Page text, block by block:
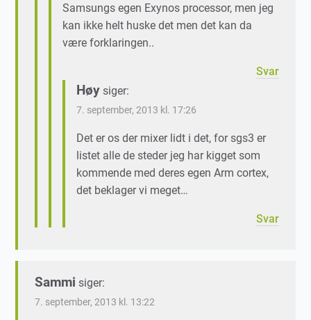
Samsungs egen Exynos processor, men jeg
kan ikke helt huske det men det kan da
være forklaringen..
Svar
Høy siger:
7. september, 2013 kl. 17:26
Det er os der mixer lidt i det, for sgs3 er
listet alle de steder jeg har kigget som
kommende med deres egen Arm cortex,
det beklager vi meget…
Svar
Sammi siger:
7. september, 2013 kl. 13:22